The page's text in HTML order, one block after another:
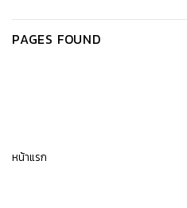
PAGES FOUND
หน้าแรก